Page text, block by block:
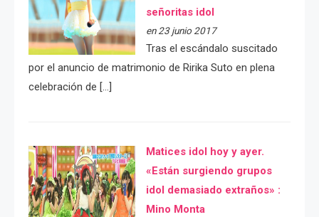
señoritas idol
en 23 junio 2017
Tras el escándalo suscitado
por el anuncio de matrimonio de Ririka Suto en plena
celebración de […]
Matices idol hoy y ayer.
«Están surgiendo grupos
idol demasiado extraños» :
Mino Monta